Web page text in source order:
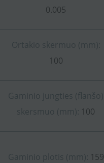
0.005
Ortakio skermuo (mm):
100
Gaminio jungties (flanšo)
skersmuo (mm): 100
Gaminio plotis (mm): 159